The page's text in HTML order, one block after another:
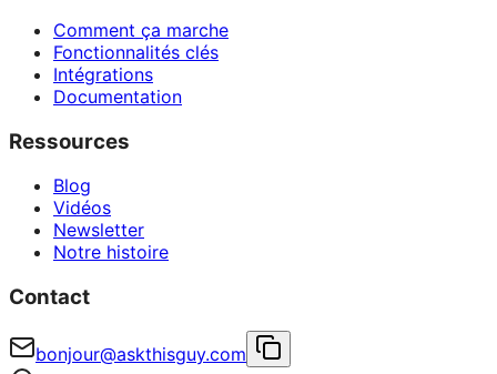
Comment ça marche
Fonctionnalités clés
Intégrations
Documentation
Ressources
Blog
Vidéos
Newsletter
Notre histoire
Contact
bonjour@askthisguy.com